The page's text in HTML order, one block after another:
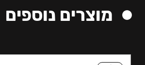
מוצרים נוספים